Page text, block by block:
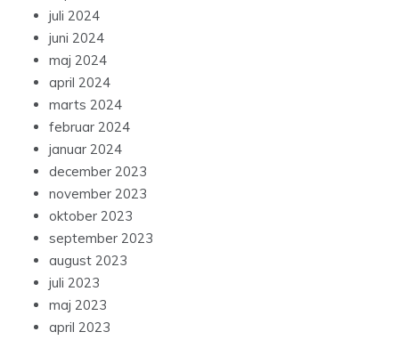
juli 2024
juni 2024
maj 2024
april 2024
marts 2024
februar 2024
januar 2024
december 2023
november 2023
oktober 2023
september 2023
august 2023
juli 2023
maj 2023
april 2023